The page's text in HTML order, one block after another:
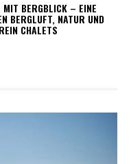
MIT BERGBLICK – EINE
BERGLUFT, NATUR UND
CHALETS